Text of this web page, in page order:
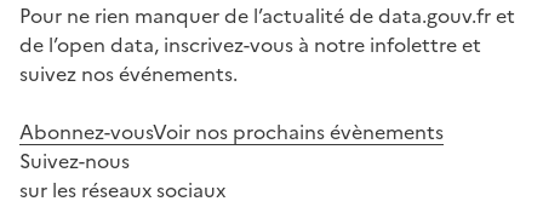
Pour ne rien manquer de l’actualité de data.gouv.fr et
de l’open data, inscrivez-vous à notre infolettre et
suivez nos événements.
Abonnez-vousVoir nos prochains évènements
Suivez-nous
sur les réseaux sociaux